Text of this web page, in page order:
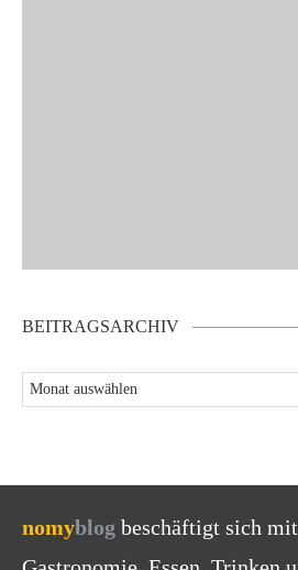
BEITRAGSARCHIV
nomyblog beschäftigt sich